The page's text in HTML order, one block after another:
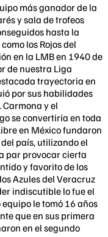
más ganador de la
y sala de trofeos
hasta la
los Rojos del
en la LMB en 1940 de
de nuestra Liga
trayectoria en
por sus habilidades
y el
se convertiría en toda
en México fundaron
país, utilizando el
par provocar cierta
y favorito de los
Azules del Veracruz
indiscutible lo fue el
equipo le tomó 16 años
que en sus primera
en el segundo